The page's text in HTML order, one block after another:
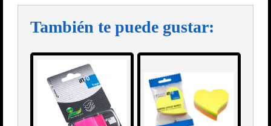
También te puede gustar: